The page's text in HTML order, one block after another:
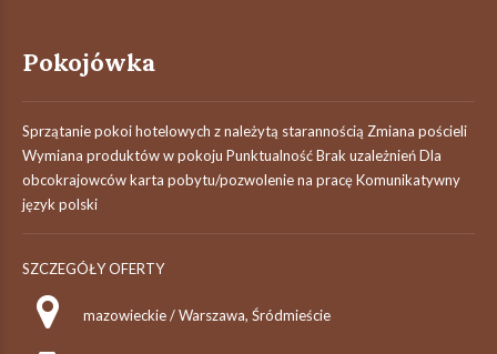
Pokojówka
Sprzątanie pokoi hotelowych z należytą starannością Zmiana pościeli
Wymiana produktów w pokoju Punktualność Brak uzależnień Dla
obcokrajowców karta pobytu/pozwolenie na pracę Komunikatywny
język polski
SZCZEGÓŁY OFERTY
mazowieckie / Warszawa, Śródmieście